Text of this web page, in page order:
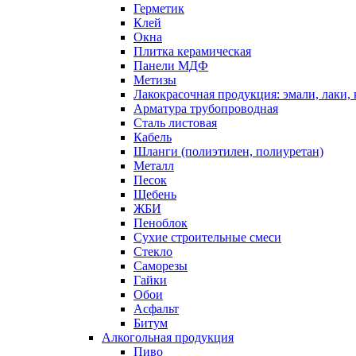
Герметик
Клей
Окна
Плитка керамическая
Панели МДФ
Метизы
Лакокрасочная продукция: эмали, лаки,
Арматура трубопроводная
Сталь листовая
Кабель
Шланги (полиэтилен, полиуретан)
Металл
Песок
Щебень
ЖБИ
Пеноблок
Сухие строительные смеси
Стекло
Саморезы
Гайки
Обои
Асфальт
Битум
Алкогольная продукция
Пиво